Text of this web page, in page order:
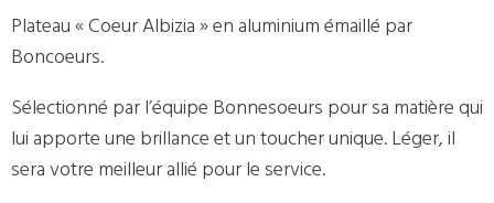
Plateau « Coeur Albizia » en aluminium émaillé par
Boncoeurs.
Sélectionné par l’équipe Bonnesoeurs pour sa matière qui
lui apporte une brillance et un toucher unique. Léger, il
sera votre meilleur allié pour le service.